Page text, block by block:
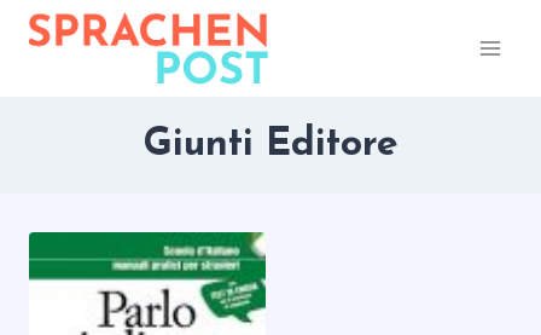
Zum
Inhalt
Giunti Editore